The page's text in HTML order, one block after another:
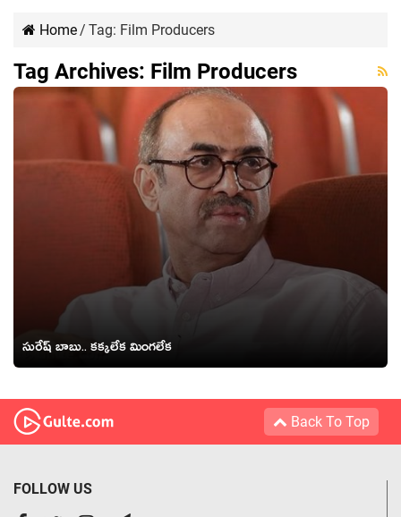
Home/ Tag: Film Producers
Tag Archives: Film Producers
సురేష్ బాబు.. క‌క్క‌లేక మింగ‌లేక‌
Back To Top
FOLLOW US